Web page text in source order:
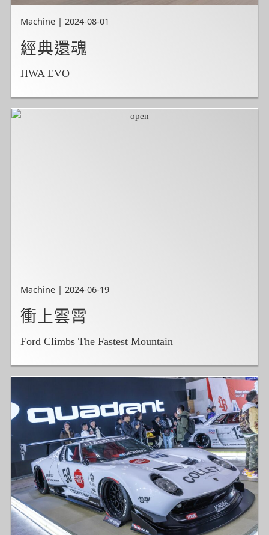
Machine | 2024-08-01
經典還魂
HWA EVO
Machine | 2024-06-19
衝上雲霄
Ford Climbs The Fastest Mountain